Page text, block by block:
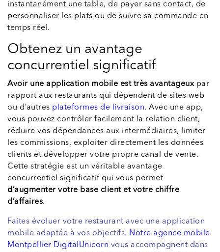
instantanément une table, de payer sans contact, de
personnaliser les plats ou de suivre sa commande en
temps réel.
Obtenez un avantage
concurrentiel significatif
Avoir une application mobile est très avantageuxpar
rapport aux restaurants qui dépendent de sites web
ou d’autres plateformes de livraison. Avec une app,
vous pouvez contrôler facilement la relation client,
réduire vos dépendances aux intermédiaires, limiter
les commissions, exploiter directement les données
clients et développer votre propre canal de vente.
Cette stratégie est un véritable avantage
concurrentiel significatif qui vous permet
d’augmenter votre base client et votre chiffre
d’affaires.
Faites évoluer votre restaurant avec une application
mobile adaptée à vos objectifs. Notre agence mobile
Montpellier DigitalUnicorn vous accompagnent dans